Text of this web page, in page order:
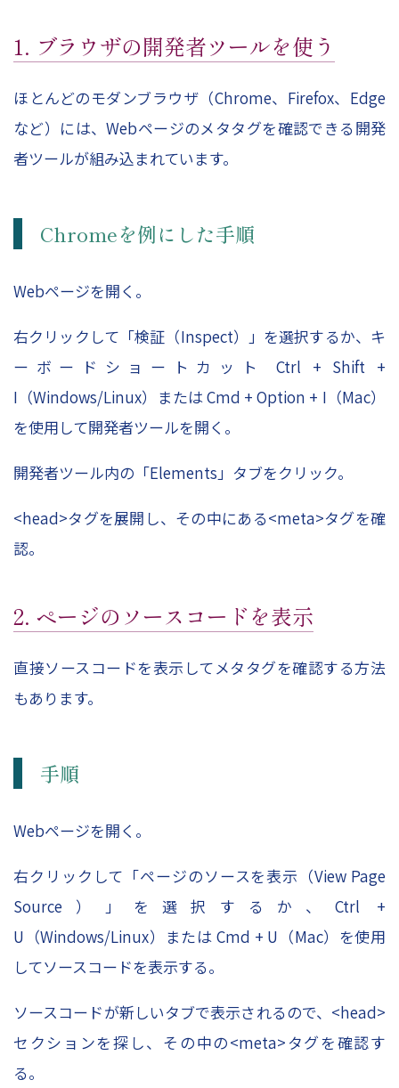
1. ブラウザの開発者ツールを使う
ほとんどのモダンブラウザ（Chrome、Firefox、Edge
など）には、Webページのメタタグを確認できる開発
者ツールが組み込まれています。
Chromeを例にした手順
Webページを開く。
右クリックして「検証（Inspect）」を選択するか、キ
ーボードショートカット Ctrl + Shift +
I（Windows/Linux）または Cmd + Option + I（Mac）
を使用して開発者ツールを開く。
開発者ツール内の「Elements」タブをクリック。
<head>タグを展開し、その中にある<meta>タグを確
認。
2. ページのソースコードを表示
直接ソースコードを表示してメタタグを確認する方法
もあります。
手順
Webページを開く。
右クリックして「ページのソースを表示（View Page
Source）」を選択するか、Ctrl +
U（Windows/Linux）または Cmd + U（Mac）を使用
してソースコードを表示する。
ソースコードが新しいタブで表示されるので、<head>
セクションを探し、その中の<meta>タグを確認す
る。